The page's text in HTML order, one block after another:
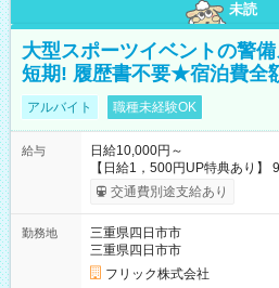
未読
大型スポーツイベントの警
短期! 履歴書不要★宿泊費全
アルバイト 職種未経験OK
給与
日給10,000円～
【日給1，500円UP特典あり】
ると 期間中(9/16~10/23) の日
り稼げます♪ 【試用期間】試
交通費別途支給あり
勤務地
三重県四日市市
三重県四日市市
フリック株式会社